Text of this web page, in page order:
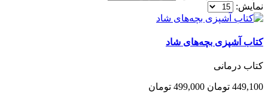
نمایش:
کتاب آشپزی بچه‌های شاد
کتاب درمانی
449,100 تومان 499,000 تومان